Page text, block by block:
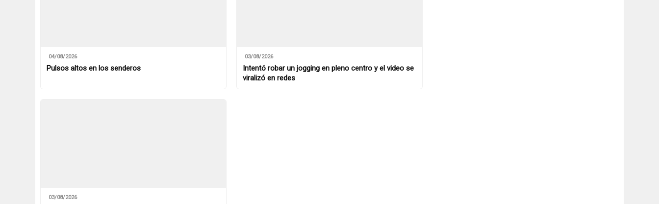
04/08/2026
Pulsos altos en los senderos
03/08/2026
Intentó robar un jogging en pleno centro y el video se
viralizó en redes
03/08/2026